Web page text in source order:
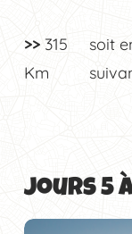
>> 315
Km
soit
Jours 5